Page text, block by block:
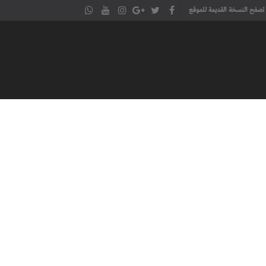
تصفح النسخة القديمة للموقع